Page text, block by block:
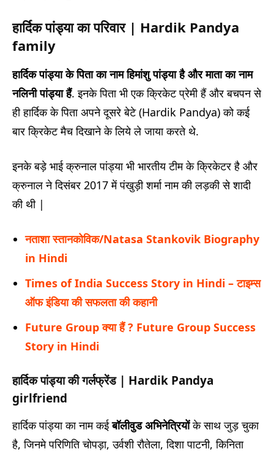
हार्दिक पांड्या का परिवार | Hardik Pandya
family
हार्दिक पांड्या के पिता का नाम हिमांशु पांड्या है और माता का नाम
नलिनी पांड्या हैं. इनके पिता भी एक क्रिकेट प्रेमी हैं और बचपन से
ही हार्दिक के पिता अपने दूसरे बेटे (Hardik Pandya) को कई
बार क्रिकेट मैच दिखाने के लिये ले जाया करते थे.
इनके बड़े भाई क्रुनाल पांड्या भी भारतीय टीम के क्रिकेटर है और
क्रुनाल ने दिसंबर 2017 में पंखुड़ी शर्मा नाम की लड़की से शादी
की थी |
नताशा स्तानकोविक/Natasa Stankovik Biography
in Hindi
Times of India Success Story in Hindi – टाइम्स
ऑफ इंडिया की सफलता की कहानी
Future Group क्या हैं ? Future Group Success
Story in Hindi
हार्दिक पांड्या की गर्लफ्रेंड | Hardik Pandya
girlfriend
हार्दिक पांड्या का नाम कईबॉलीवुड अभिनेत्रियोंके साथ जुड़ चुका
है, जिनमे परिणिति चोपड़ा, उर्वशी रौतेला, दिशा पाटनी, किनिता